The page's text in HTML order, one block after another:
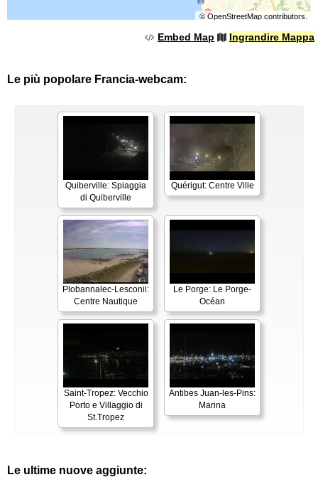
©OpenStreetMapcontributors.
Embed Map Ingrandire Mappa
Le più popolare Francia-webcam:
Quiberville: Spiaggia
di Quiberville
Quérigut: Centre Ville
Plobannalec-Lesconil:
Centre Nautique
Le Porge: Le Porge-
Océan
Saint-Tropez: Vecchio
Porto e Villaggio di
St.Tropez
Antibes Juan-les-Pins:
Marina
Le ultime nuove aggiunte: